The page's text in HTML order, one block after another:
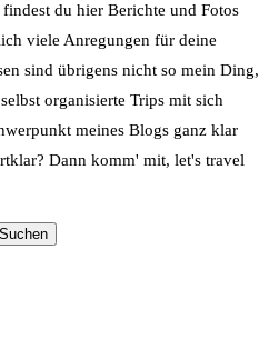
du hier Berichte und Fotos
viele Anregungen für deine
sind übrigens nicht so mein Ding,
organisierte Trips mit sich
meines Blogs ganz klar
Dann komm' mit, let's travel